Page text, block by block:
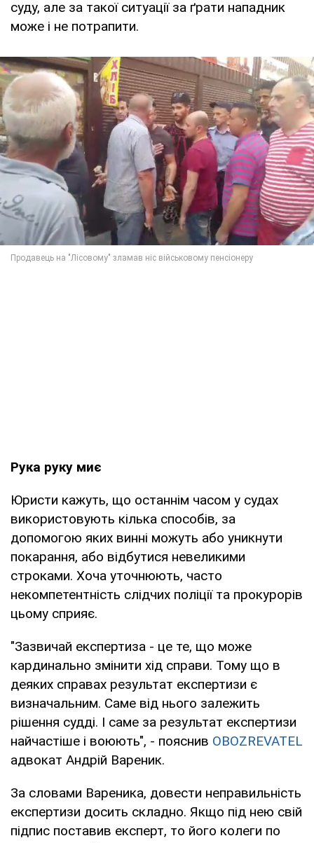
суду, але за такої ситуації за ґрати нападник
може і не потрапити.
Рука руку миє
Юристи кажуть, що останнім часом у судах
використовують кілька способів, за
допомогою яких винні можуть або уникнути
покарання, або відбутися невеликими
строками. Хоча уточнюють, часто
некомпетентність слідчих поліції та прокурорів
цьому сприяє.
"Зазвичай експертиза - це те, що може
кардинально змінити хід справи. Тому що в
деяких справах результат експертизи є
визначальним. Саме від нього залежить
рішення судді. І саме за результат експертизи
найчастіше і воюють", - пояснив OBOZREVATEL
адвокат Андрій Вареник.
За словами Вареника, довести неправильність
експертизи досить складно. Якщо під нею свій
підпис поставив експерт, то його колеги по